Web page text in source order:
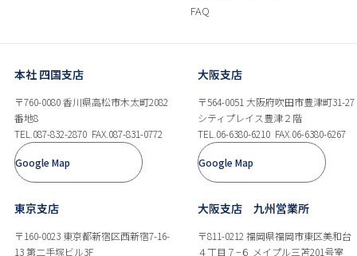
FAQ
本社 四国支店
〒760-0080 香川県高松市木太町2082
番地8
TEL.087-832-2870 FAX.087-831-0772
Google Map
大阪支店
〒564-0051 大阪府吹田市豊津町31-27
シティプレイス豊津２階
TEL.06-6380-6210 FAX.06-6380-6267
Google Map
東京支店
〒160-0023 東京都新宿区西新宿7-16-
13 第二手塚ビル3F
大阪支店 九州営業所
〒811-0212 福岡県福岡市東区美和台
４丁目７−６ メイプル三苫201号室